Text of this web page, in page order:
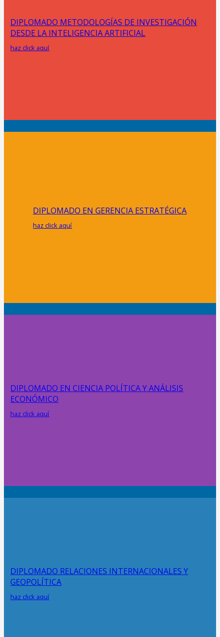
DIPLOMADO METODOLOGÍAS DE INVESTIGACIÓN
DESDE LA INTELIGENCIA ARTIFICIAL
haz click aquí
DIPLOMADO EN GERENCIA ESTRATÉGICA
haz click aquí
DIPLOMADO EN CIENCIA POLÍTICA Y ANÁLISIS
ECONÓMICO
haz click aquí
DIPLOMADO RELACIONES INTERNACIONALES Y
GEOPOLÍTICA
haz click aquí